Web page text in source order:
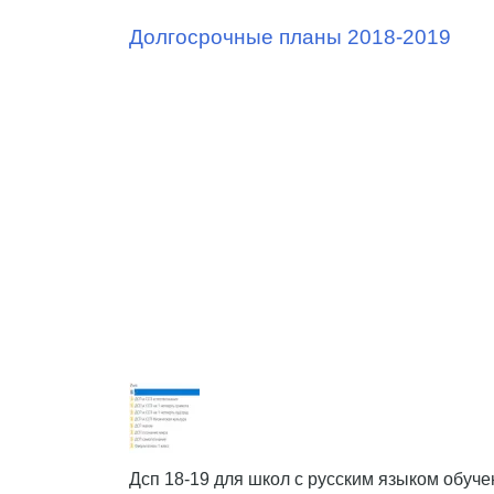
Долгосрочные планы 2018-2019
Дсп 18-19 для школ с русским языком